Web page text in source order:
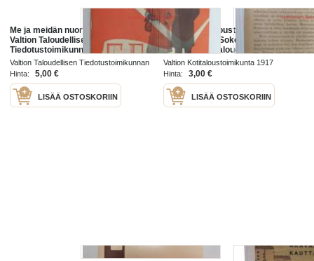
Me ja meidän nuori kotimme -
Valtion Taloudellisen
Tiedotustoimikunnan
Kotivaliokunta -esite
Valtion Taloudellisen Tiedotustoimikunnan
Kotivaliokunta 1952
Hinta: 5,00 €
LISÄÄ OSTOSKORIIN
Valtion Kotitaloustoimikunnan
lehtisiä nr 17. Sokerijuurikkaan
käyttäminen taloudessa. 1917 -
pula- ja vaikeiden aikojen julkaisu
Valtion Kotitaloustoimikunta 1917
Hinta:
3,00 €
LISÄÄ OSTOSKORIIN